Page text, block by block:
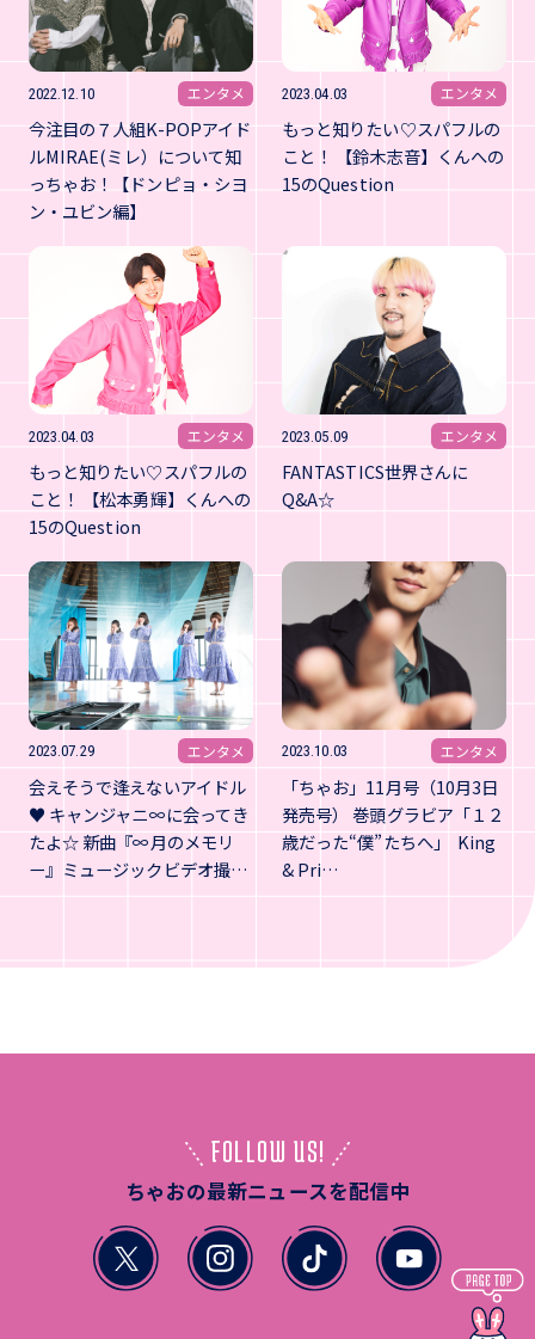
2022.12.10 エンタメ
今注目の７人組K-POPアイド
ルMIRAE(ミレ）について知
っちゃお！【ドンピョ・シヨ
ン・ユビン編】
2023.04.03 エンタメ
もっと知りたい♡スパフルの
こと！ 【鈴木志音】くんへの
15のQuestion
2023.04.03 エンタメ
もっと知りたい♡スパフルの
こと！ 【松本勇輝】くんへの
15のQuestion
2023.05.09 エンタメ
FANTASTICS世界さんに
Q&A☆
2023.07.29 エンタメ
会えそうで逢えないアイドル
♥ キャンジャニ∞に会ってき
たよ☆ 新曲『∞月のメモリ
ー』ミュージックビデオ撮…
2023.10.03 エンタメ
「ちゃお」11月号（10月3日
発売号） 巻頭グラビア「１２
歳だった“僕”たちへ」 King
& Pri…
FOLLOW US!
ちゃおの最新ニュースを配信中